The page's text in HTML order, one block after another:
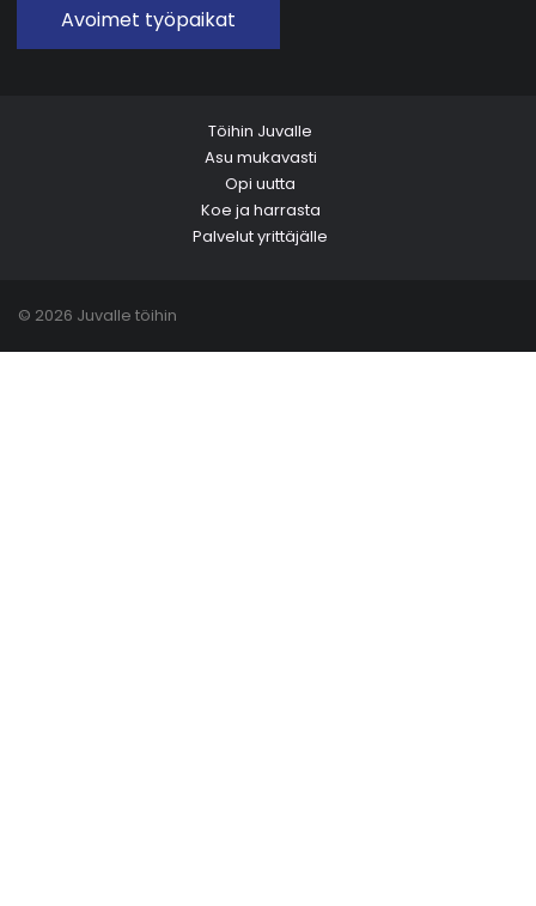
Avoimet työpaikat
Töihin Juvalle
Asu mukavasti
Opi uutta
Koe ja harrasta
Palvelut yrittäjälle
© 2026 Juvalle töihin